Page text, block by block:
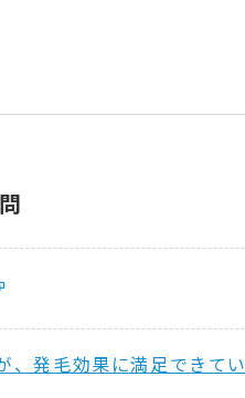
、発毛効果に満足できて